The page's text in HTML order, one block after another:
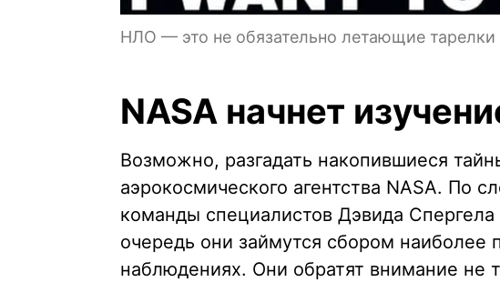
НЛО — это не обязательно летающие тарелки
NASA начнет
Возможно, разгадать накопившиеся
аэрокосмического агентства NASA. По
команды специалистов Дэвида
очередь они займутся сбором наиболее
наблюдениях. Они обратят внимание не